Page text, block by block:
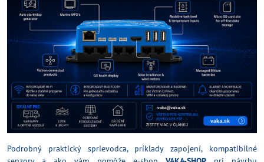
Podrobný praktický sprievodca, príklady zapojení, kompatibilné